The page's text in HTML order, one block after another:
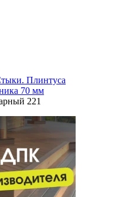
Плинтуса
70 мм
221